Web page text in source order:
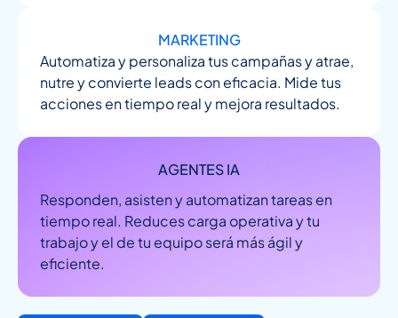
MARKETING
Automatiza y personaliza tus campañas y atrae,
nutre y convierte leads con eficacia. Mide tus
acciones en tiempo real y mejora resultados.
AGENTES IA
Responden, asisten y automatizan tareas en
tiempo real. Reduces carga operativa y tu
trabajo y el de tu equipo será más ágil y
eficiente.